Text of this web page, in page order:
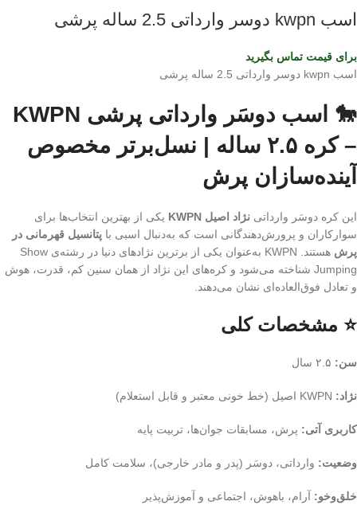
اسب kwpn دوسر وارداتی 2.5 ساله پرشی
برای قیمت تماس بگیرید
اسب kwpn دوسر وارداتی 2.5 ساله پرشی
🐎 اسب دوسَر وارداتی پرشی KWPN
– کره ۲.۵ ساله | نسل‌برتر مخصوص
آینده‌سازان پرش
این کره دوسَر وارداتی نژاد اصیل KWPN
یکی از بهترین انتخاب‌ها برای
سوارکاران و پرورش‌دهندگانی است که به‌دنبال اسبی با پتانسیل قهرمانی در
پرش
هستند. KWPN به‌عنوان یکی از برترین نژادهای دنیا در رشته‌ی Show
Jumping شناخته می‌شود و کره‌های این نژاد از همان سنین کم، قدرت، هوش
و تعادل فوق‌العاده‌ای نشان می‌دهند.
⭐ مشخصات کلی
سن:
نژاد:
کاربری آتی: پرش، مسابقات جوان‌ها، تربیت پایه
وضعیت: وارداتی، دوسَر (پدر و مادر خارجی)، سلامت کامل
خلق‌وخو: آرام، باهوش، اجتماعی و آموزش‌پذیر